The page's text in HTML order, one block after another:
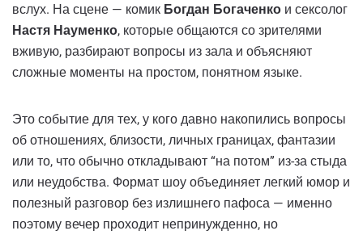
вслух. На сцене — комик Богдан Богаченко и сексолог
Настя Науменко, которые общаются со зрителями
вживую, разбирают вопросы из зала и объясняют
сложные моменты на простом, понятном языке.
Это событие для тех, у кого давно накопились вопросы
об отношениях, близости, личных границах, фантазии
или то, что обычно откладывают “на потом” из-за стыда
или неудобства. Формат шоу объединяет легкий юмор и
полезный разговор без излишнего пафоса — именно
поэтому вечер проходит непринужденно, но